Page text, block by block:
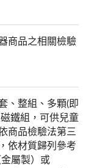
商品之相關檢驗
、整組、多顆(即
鐵組，可供兒童
商品檢驗法第三
依材質歸列參考
屬製）或